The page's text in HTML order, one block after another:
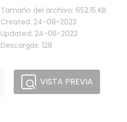
Tamaño del archivo: 652.15 KB
Created: 24-08-2023
Updated: 24-08-2023
Descargas: 128
VISTA PREVIA